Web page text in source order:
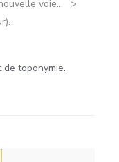
voie...
toponymie.